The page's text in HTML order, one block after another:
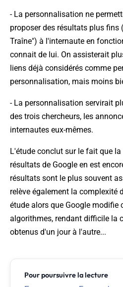
- La personnalisation ne
proposer des résultats plus fins
Traîne") à l'internaute en
connait de lui. On assisterait
liens déjà considérés comme
personnalisation, mais moins
- La personnalisation servirait
des trois chercheurs, les
internautes eux-mêmes.
L'étude conclut sur le fait que
résultats de Google en est
résultats sont le plus souvent
relève également la complexité
étude alors que Google modifie
algorithmes, rendant difficile la
obtenus d'un jour à l'autre...
Pour poursuivre la lecture